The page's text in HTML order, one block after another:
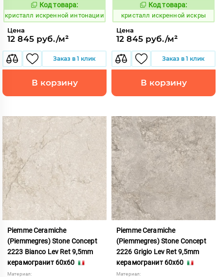
817033
Код товара:
кристалл искренной интонации
Цена
12 845 руб./м²
Заказ в 1 клик
В корзину
817034
Код товара:
кристалл искренной искры
Цена
12 845 руб./м²
Заказ в 1 клик
В корзину
Piemme Ceramiche
(Piemmegres) Stone Concept
2223 Bianco Lev Ret 9,5mm
керамогранит 60x60
Материал:
Piemme Ceramiche
(Piemmegres) Stone Concept
2226 Grigio Lev Ret 9,5mm
керамогранит 60x60
Материал: